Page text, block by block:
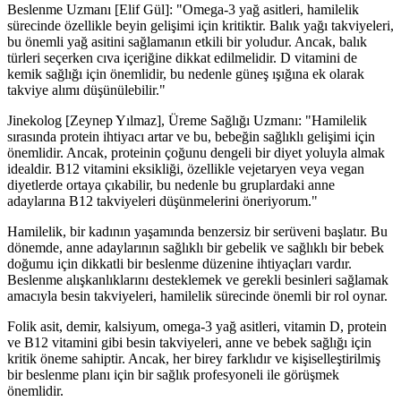
Beslenme Uzmanı [Elif Gül]: "Omega-3 yağ asitleri, hamilelik
sürecinde özellikle beyin gelişimi için kritiktir. Balık yağı takviyeleri,
bu önemli yağ asitini sağlamanın etkili bir yoludur. Ancak, balık
türleri seçerken cıva içeriğine dikkat edilmelidir. D vitamini de
kemik sağlığı için önemlidir, bu nedenle güneş ışığına ek olarak
takviye alımı düşünülebilir."
Jinekolog [Zeynep Yılmaz], Üreme Sağlığı Uzmanı: "Hamilelik
sırasında protein ihtiyacı artar ve bu, bebeğin sağlıklı gelişimi için
önemlidir. Ancak, proteinin çoğunu dengeli bir diyet yoluyla almak
idealdir. B12 vitamini eksikliği, özellikle vejetaryen veya vegan
diyetlerde ortaya çıkabilir, bu nedenle bu gruplardaki anne
adaylarına B12 takviyeleri düşünmelerini öneriyorum."
Hamilelik, bir kadının yaşamında benzersiz bir serüveni başlatır. Bu
dönemde, anne adaylarının sağlıklı bir gebelik ve sağlıklı bir bebek
doğumu için dikkatli bir beslenme düzenine ihtiyaçları vardır.
Beslenme alışkanlıklarını desteklemek ve gerekli besinleri sağlamak
amacıyla besin takviyeleri, hamilelik sürecinde önemli bir rol oynar.
Folik asit, demir, kalsiyum, omega-3 yağ asitleri, vitamin D, protein
ve B12 vitamini gibi besin takviyeleri, anne ve bebek sağlığı için
kritik öneme sahiptir. Ancak, her birey farklıdır ve kişiselleştirilmiş
bir beslenme planı için bir sağlık profesyoneli ile görüşmek
önemlidir.